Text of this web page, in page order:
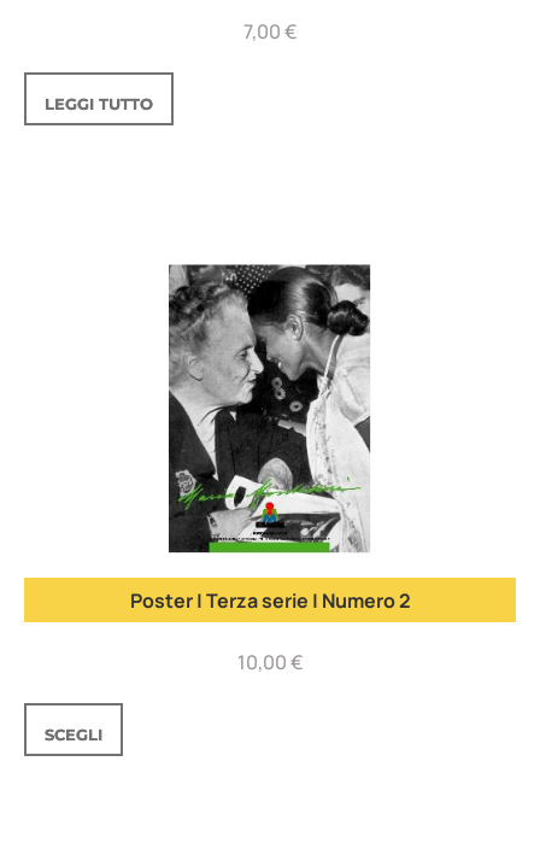
7,00€
LEGGI TUTTO
Poster | Terza serie | Numero 2
10,00€
SCEGLI